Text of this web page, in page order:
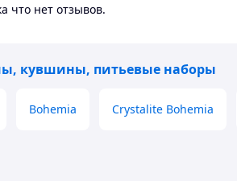
что нет отзывов.
кувшины, питьевые наборы
Bohemia Crystalite Bohemia